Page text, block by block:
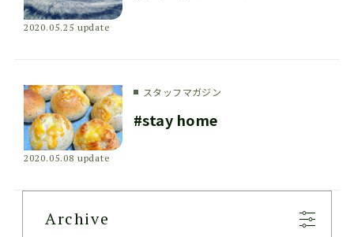
2020.05.25 update
2020.05.08 update
スタッフマガジン
#stay home
Archive